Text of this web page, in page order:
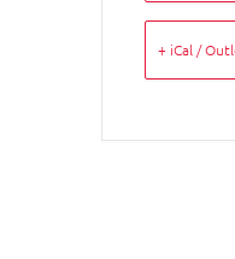
+ iCal /